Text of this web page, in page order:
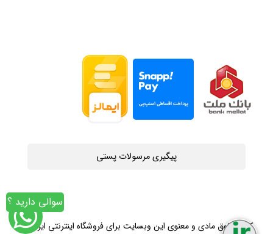
پیگیری مرسولات پستی
کلیه حقوق مادی و معنوی این وبسایت برای فروشگاه اینترنتی ایران58
سوالی دارید ؟